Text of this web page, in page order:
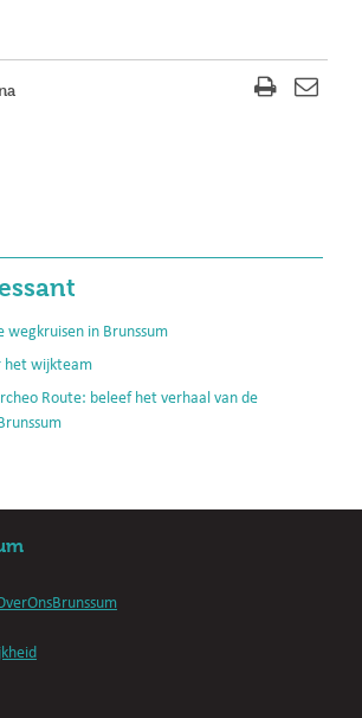
wegkruisen in Brunssum
het wijkteam
Route: beleef het verhaal van de